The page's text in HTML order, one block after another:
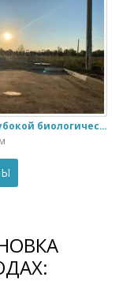
Стация глубокой биологической очистки ЕвроЛос- 20